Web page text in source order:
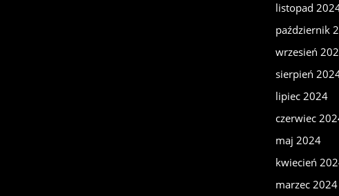
listopad
październik
wrzesień
sierpień
lipiec 2024
czerwiec
maj 2024
kwiecień
marzec 2024